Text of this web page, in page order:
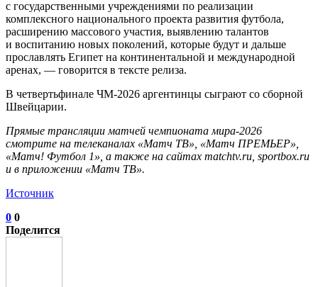
с государственными учреждениями по реализации
комплексного национального проекта развития футбола,
расширению массового участия, выявлению талантов
и воспитанию новых поколений, которые будут и дальше
прославлять Египет на континентальной и международной
аренах, — говорится в тексте релиза.
В четвертьфинале ЧМ‑2026 аргентинцы сыграют со сборной
Швейцарии.
Прямые трансляции матчей чемпионата мира‑2026
смотрите на телеканалах «Матч ТВ», «Матч ПРЕМЬЕР»,
«Матч! Футбол 1», а также на сайтах matchtv.ru, sportbox.ru
и в приложении «Матч ТВ».
Источник
0 0
Поделится